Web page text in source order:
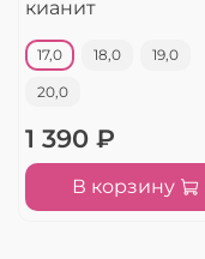
кианит
17,0 18,0 19,0
20,0
1 390 ₽
В корзину